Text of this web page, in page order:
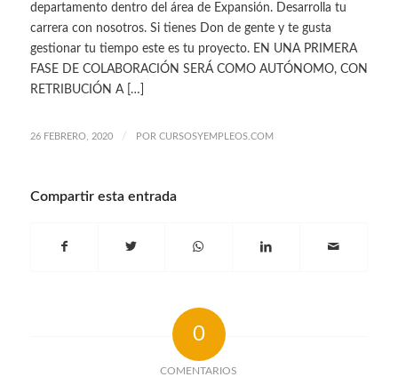
departamento dentro del área de Expansión. Desarrolla tu
carrera con nosotros. Si tienes Don de gente y te gusta
gestionar tu tiempo este es tu proyecto. EN UNA PRIMERA
FASE DE COLABORACIÓN SERÁ COMO AUTÓNOMO, CON
RETRIBUCIÓN A […]
26 FEBRERO, 2020 / POR CURSOSYEMPLEOS.COM
Compartir esta entrada
0
COMENTARIOS